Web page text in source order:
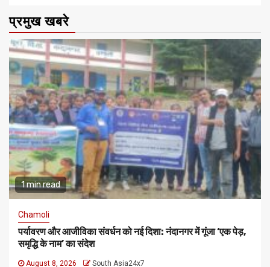
प्रमुख खबरे
1 min read
Chamoli
पर्यावरण और आजीविका संवर्धन को नई दिशा: नंदानगर में गूंजा ‘एक पेड़,
समृद्धि के नाम’ का संदेश
August 8, 2026 South Asia24x7